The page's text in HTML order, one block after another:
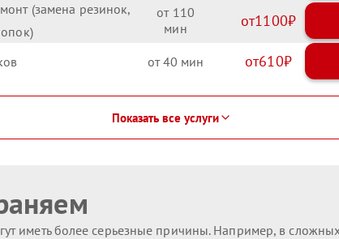
(замена резинок,
110 1100
40 610
Показать все услуги
иметь более серьезные причины. Например, в